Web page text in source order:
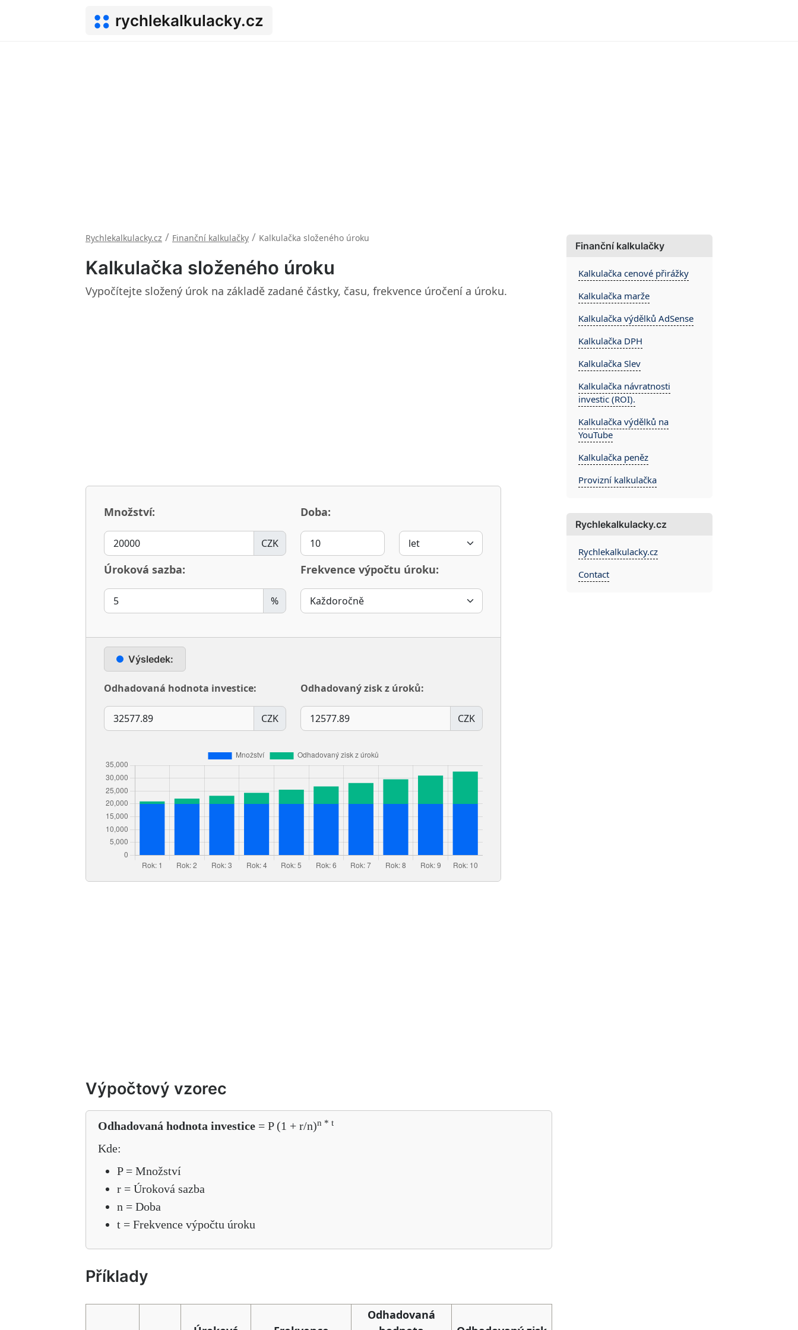
rychlekalkulacky.cz
Rychlekalkulacky.cz / Finanční kalkulačky / Kalkulačka složeného úroku
Kalkulačka složeného úroku
Vypočítejte složený úrok na základě zadané částky, času, frekvence úročení a úroku.
Množství:
CZK
Doba:
Úroková sazba:
%
Frekvence výpočtu úroku:
Výsledek:
Odhadovaná hodnota investice:
CZK
Odhadovaný zisk z úroků:
CZK
Výpočtový vzorec
Odhadovaná hodnota investice = P (1 + r/n)n * t
Kde:
P = Množství
r = Úroková sazba
n = Doba
t = Frekvence výpočtu úroku
Příklady
Odhadovaná
Finanční kalkulačky
Kalkulačka cenové přirážky
Kalkulačka marže
Kalkulačka výdělků AdSense
Kalkulačka DPH
Kalkulačka Slev
Kalkulačka návratnosti
investic (ROI).
Kalkulačka výdělků na
YouTube
Kalkulačka peněz
Provizní kalkulačka
Rychlekalkulacky.cz
Rychlekalkulacky.cz
Contact